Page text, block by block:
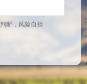
断，风险自担